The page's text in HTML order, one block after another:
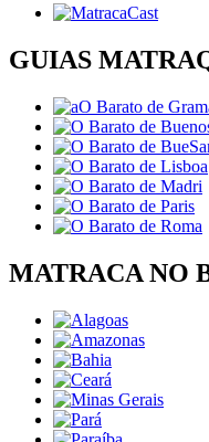
GUIAS
MATRACA NO